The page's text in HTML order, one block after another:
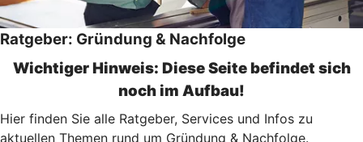
Ratgeber: Gründung & Nachfolge
Wichtiger Hinweis: Diese Seite befindet sich
noch im Aufbau!
Hier finden Sie alle Ratgeber, Services und Infos zu
aktuellen Themen rund um Gründung & Nachfolge.